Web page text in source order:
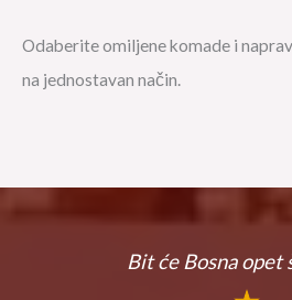
Odaberite omiljene komade i
na jednostavan način.
Bit će Bosnaopet